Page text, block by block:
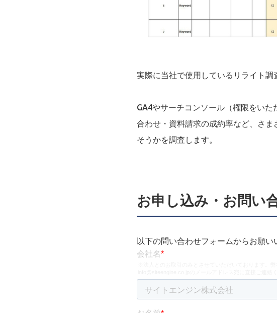
実際に当社で使用しているリライト調
GA4やサーチコンソール（権限をい
合わせ・資料請求の成約率など、さ
そうかを調査します。
お申し込み・お問い
以下の問い合わせフォームからお願い